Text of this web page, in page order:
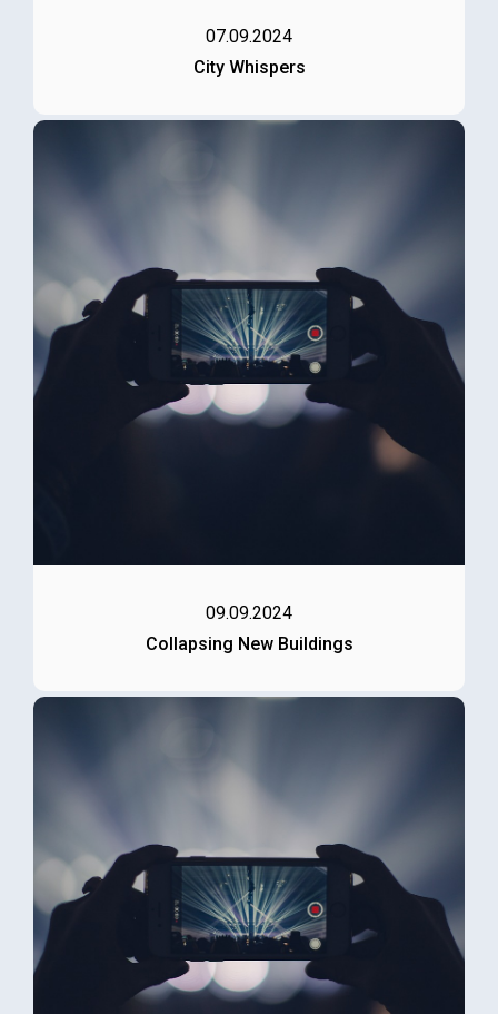
07.09.2024
City Whispers
09.09.2024
Collapsing New Buildings